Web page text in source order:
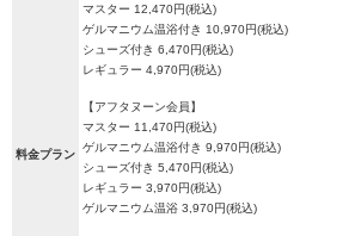
料金プラン
マスター 12,470円(税込)
ゲルマニウム温浴付き 10,970円(税込)
シューズ付き 6,470円(税込)
レギュラー 4,970円(税込)
【アフタヌーン会員】
マスター 11,470円(税込)
ゲルマニウム温浴付き 9,970円(税込)
シューズ付き 5,470円(税込)
レギュラー 3,970円(税込)
ゲルマニウム温浴 3,970円(税込)